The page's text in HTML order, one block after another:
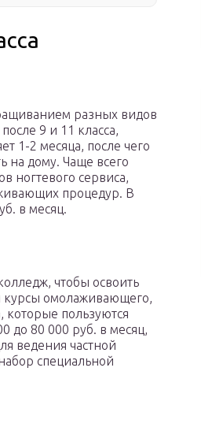
разных видов
9 и 11 класса,
1-2 месяца, после чего
на дому. Чаще всего
ногтевого сервиса,
процедур. В
в месяц.
чтобы освоить
курсы омолаживающего,
пользуются
до 80 000 руб. в месяц,
ведения частной
специальной